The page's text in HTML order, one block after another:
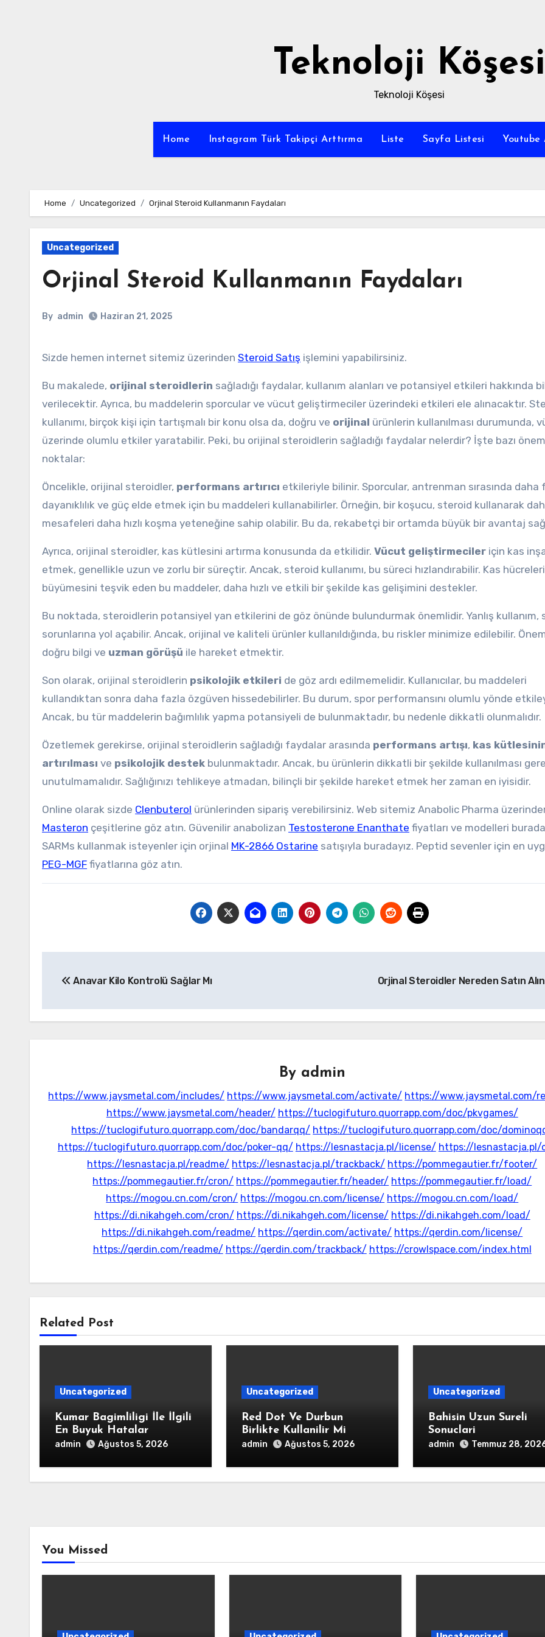
Teknoloji Köşesi
Teknoloji Köşesi
Home Instagram Türk Takipçi Arttırma Liste Sayfa Listesi Youtube
Home Uncategorized Orjinal Steroid Kullanmanın Faydaları
Uncategorized
Orjinal Steroid Kullanmanın Faydaları
By admin Haziran 21, 2025
Sizde hemen internet sitemiz üzerinden Steroid Satış işlemini yapabilirsiniz.
Bu makalede, orijinal steroidlerin sağladığı faydalar, kullanım alanları ve potansiyel etkileri hakkında
verilecektir. Ayrıca, bu maddelerin sporcular ve vücut geliştirmeciler üzerindeki etkileri ele alınacaktır.
kullanımı, birçok kişi için tartışmalı bir konu olsa da, doğru ve orijinal ürünlerin kullanılması durumunda,
üzerinde olumlu etkiler yaratabilir. Peki, bu orijinal steroidlerin sağladığı faydalar nelerdir? İşte bazı
noktalar:
Öncelikle, orijinal steroidler, performans artırıcı etkileriyle bilinir. Sporcular, antrenman sırasında daha
dayanıklılık ve güç elde etmek için bu maddeleri kullanabilirler. Örneğin, bir koşucu, steroid kullanarak
mesafeleri daha hızlı koşma yeteneğine sahip olabilir. Bu da, rekabetçi bir ortamda büyük bir avantaj
Ayrıca, orijinal steroidler, kas kütlesini artırma konusunda da etkilidir. Vücut geliştirmeciler için kas
etmek, genellikle uzun ve zorlu bir süreçtir. Ancak, steroid kullanımı, bu süreci hızlandırabilir. Kas
büyümesini teşvik eden bu maddeler, daha hızlı ve etkili bir şekilde kas gelişimini destekler.
Bu noktada, steroidlerin potansiyel yan etkilerini de göz önünde bulundurmak önemlidir. Yanlış kullanım,
sorunlarına yol açabilir. Ancak, orijinal ve kaliteli ürünler kullanıldığında, bu riskler minimize edilebilir.
doğru bilgi ve uzman görüşü ile hareket etmektir.
Son olarak, orijinal steroidlerin psikolojik etkileri de göz ardı edilmemelidir. Kullanıcılar, bu maddeleri
kullandıktan sonra daha fazla özgüven hissedebilirler. Bu durum, spor performansını olumlu yönde
Ancak, bu tür maddelerin bağımlılık yapma potansiyeli de bulunmaktadır, bu nedenle dikkatli olunmalıdır.
Özetlemek gerekirse, orijinal steroidlerin sağladığı faydalar arasında performans artışı, kas
artırılması ve psikolojik destek bulunmaktadır. Ancak, bu ürünlerin dikkatli bir şekilde kullanılması
unutulmamalıdır. Sağlığınızı tehlikeye atmadan, bilinçli bir şekilde hareket etmek her zaman en iyisidir.
Online olarak sizde Clenbuterol ürünlerinden sipariş verebilirsiniz. Web sitemiz Anabolic Pharma
Masteron çeşitlerine göz atın. Güvenilir anabolizan Testosterone Enanthate fiyatları ve modelleri
SARMs kullanmak isteyenler için orjinal MK-2866 Ostarine satışıyla buradayız. Peptid sevenler için en
PEG-MGF fiyatlarına göz atın.
gezinmesi
Anavar Kilo Kontrolü Sağlar Mı Orjinal Steroidler Nereden Satın
By admin
https://www.jaysmetal.com/includes/ https://www.jaysmetal.com/activate/ https://www.jaysmetal.com/
https://www.jaysmetal.com/header/ https://tuclogifuturo.quorrapp.com/doc/pkvgames/
https://tuclogifuturo.quorrapp.com/doc/bandarqq/ https://tuclogifuturo.quorrapp.com/doc/
https://tuclogifuturo.quorrapp.com/doc/poker-qq/ https://lesnastacja.pl/license/ https://lesnastacja.pl/
https://lesnastacja.pl/readme/ https://lesnastacja.pl/trackback/ https://pommegautier.fr/footer/
https://pommegautier.fr/cron/ https://pommegautier.fr/header/ https://pommegautier.fr/load/
https://mogou.cn.com/cron/ https://mogou.cn.com/license/ https://mogou.cn.com/load/
https://di.nikahgeh.com/cron/ https://di.nikahgeh.com/license/ https://di.nikahgeh.com/load/
https://di.nikahgeh.com/readme/ https://qerdin.com/activate/ https://qerdin.com/license/
https://qerdin.com/readme/ https://qerdin.com/trackback/ https://crowlspace.com/index.html
Related Post
Uncategorized
Kumar Bagimliligi İle İlgili
En Buyuk Hatalar
admin Ağustos 5, 2026
Uncategorized
Red Dot Ve Durbun
Birlikte Kullanilir Mi
admin Ağustos 5, 2026
Uncategorized
Bahisin Uzun Sureli
Sonuclari
admin Temmuz 28,
You Missed